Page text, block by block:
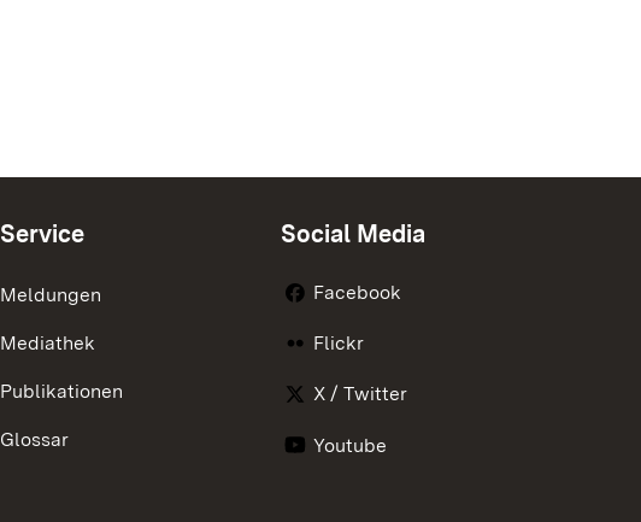
Service
Meldungen
Mediathek
Publikationen
Glossar
Social Media
Facebook
Flickr
X / Twitter
Youtube